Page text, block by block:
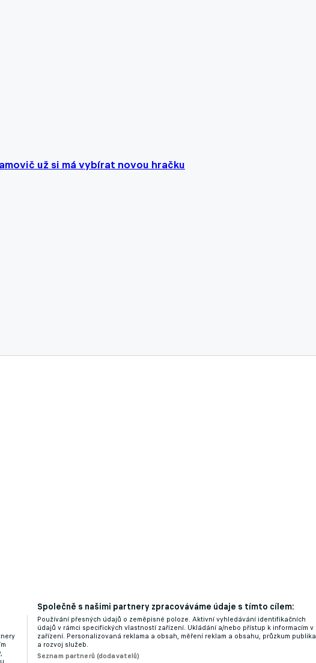
už si má vybírat novou hračku
Společně s našimi partnery zpracováváme údaje s tímto cílem:
Používání přesných údajů o zeměpisné poloze. Aktivní vyhledávání identifikačních
údajů v rámci specifických vlastností zařízení. Ukládání a/nebo přístup k informacím v
zařízení. Personalizovaná reklama a obsah, měření reklam a obsahu, průzkum publika
a rozvoj služeb.
Seznam partnerů (dodavatelů)